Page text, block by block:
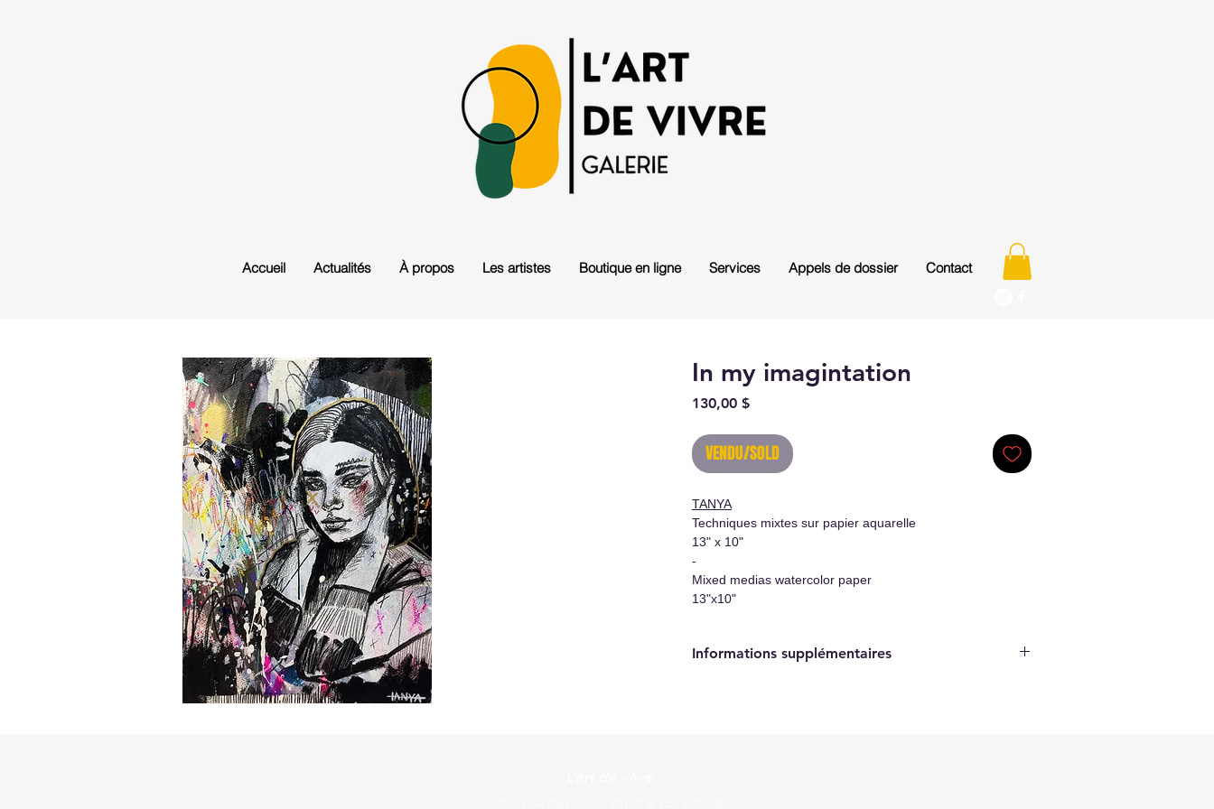
Accueil Actualités À propos Les artistes Boutique en ligne Services Appels de dossier Contact
In my imagintation
130,00 $Prix
VENDU/SOLD
TANYA
Techniques mixtes sur papier aquarelle
13" x 10"
-
Mixed medias watercolor paper
13"x10"
Informations supplémentaires